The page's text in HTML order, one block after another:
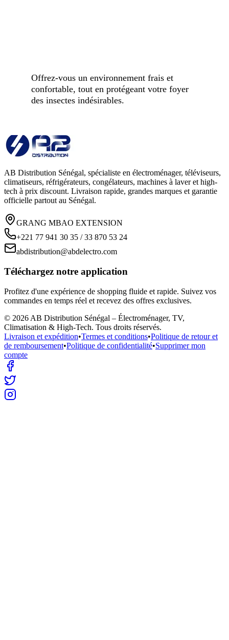
Offrez-vous un environnement frais et
confortable, tout en protégeant votre foyer
des insectes indésirables.
AB Distribution Sénégal, spécialiste en électroménager, téléviseurs,
climatiseurs, réfrigérateurs, congélateurs, machines à laver et high-
tech à prix discount. Livraison rapide, grandes marques et garantie
officielle partout au Sénégal.
GRANG MBAO EXTENSION
+221 77 941 30 35 / 33 870 53 24
abdistribution@abdelectro.com
Téléchargez notre application
Profitez d'une expérience de shopping fluide et rapide. Suivez vos
commandes en temps réel et recevez des offres exclusives.
© 2026 AB Distribution Sénégal – Électroménager, TV,
Climatisation & High-Tech. Tous droits réservés.
Livraison et expédition•Termes et conditions•Politique de retour et
de remboursement•Politique de confidentialité•Supprimer mon
compte